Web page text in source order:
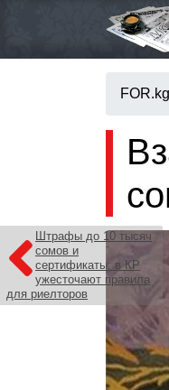
FOR.kg
Штрафы до 10 тысяч
сомов и
сертификаты: в КР
ужесточают правила
для риелторов